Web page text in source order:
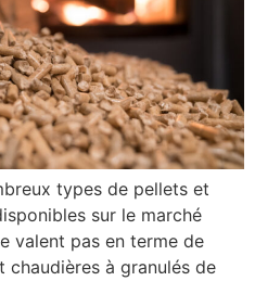
types de pellets et
sur le marché
valent pas en terme de
chaudières à granulés de